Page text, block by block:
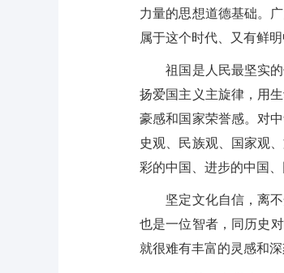
力量的思想道德基础。
属于这个时代、又有鲜
祖国是人民最坚实的
扬爱国主义主旋律，用
豪感和国家荣誉感。对
史观、民族观、国家观
彩的中国、进步的中国
坚定文化自信，离不
也是一位智者，同历史
就很难有丰富的灵感和